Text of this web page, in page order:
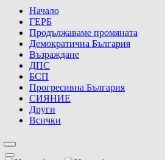
Начало
ГЕРБ
Продължаваме промяната
Демократична България
Възраждане
ДПС
БСП
Прогресивна България
СИЯНИЕ
Други
Всички